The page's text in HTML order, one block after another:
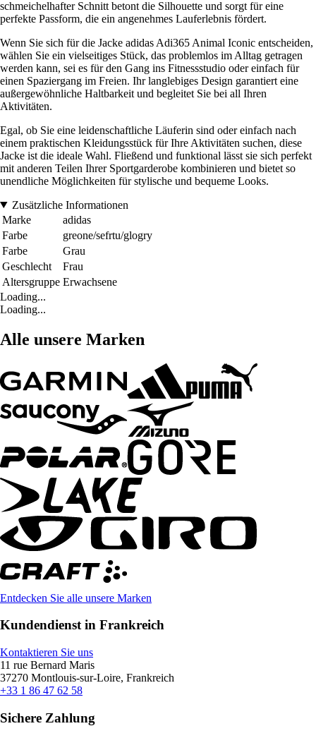
schmeichelhafter Schnitt betont die Silhouette und sorgt für eine
perfekte Passform, die ein angenehmes Lauferlebnis fördert.
Wenn Sie sich für die Jacke adidas Adi365 Animal Iconic entscheiden,
wählen Sie ein vielseitiges Stück, das problemlos im Alltag getragen
werden kann, sei es für den Gang ins Fitnessstudio oder einfach für
einen Spaziergang im Freien. Ihr langlebiges Design garantiert eine
außergewöhnliche Haltbarkeit und begleitet Sie bei all Ihren
Aktivitäten.
Egal, ob Sie eine leidenschaftliche Läuferin sind oder einfach nach
einem praktischen Kleidungsstück für Ihre Aktivitäten suchen, diese
Jacke ist die ideale Wahl. Fließend und funktional lässt sie sich perfekt
mit anderen Teilen Ihrer Sportgarderobe kombinieren und bietet so
unendliche Möglichkeiten für stylische und bequeme Looks.
Zusätzliche Informationen
Marke
adidas
Farbe
greone/sefrtu/glogry
Farbe
Grau
Geschlecht
Frau
Altersgruppe Erwachsene
Loading...
Loading...
Alle unsere Marken
Entdecken Sie alle unsere Marken
Kundendienst in Frankreich
Kontaktieren Sie uns
11 rue Bernard Maris
37270 Montlouis-sur-Loire, Frankreich
+33 1 86 47 62 58
Sichere Zahlung